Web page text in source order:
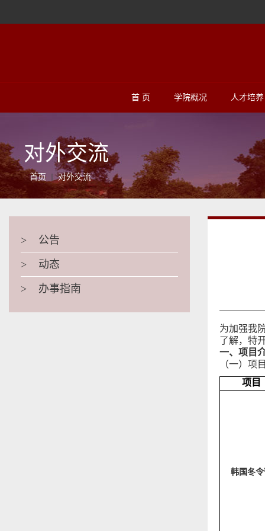
首 页 学院概况 人才培养
对外交流
首页 对外交流
> 公告
> 动态
> 办事指南
为加强我
了解，特
一、项目
（一）项
项目
韩国冬